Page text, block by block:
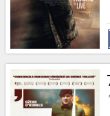
B2B
Клуб